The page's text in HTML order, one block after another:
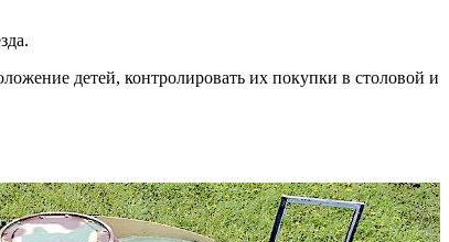
детей, контролировать их покупки в столовой и